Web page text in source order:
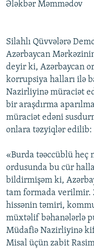
Ələkbər Məmmədov
Silahlı Qüvvələrə
Azərbaycan
deyir ki, Azərbaycan
korrupsiya halları ilə
Nazirliyinə müraciət
bir araşdırma
müraciət edəni
onlara təzyiqlər edilib:
«Burda təəccüblü heç
ordusunda bu cür
bildirmişəm ki,
tam formada verilmir.
hissənin təmiri,
müxtəlif bəhanələrlə
Müdafiə Nazirliyinə
Misal üçün zabit